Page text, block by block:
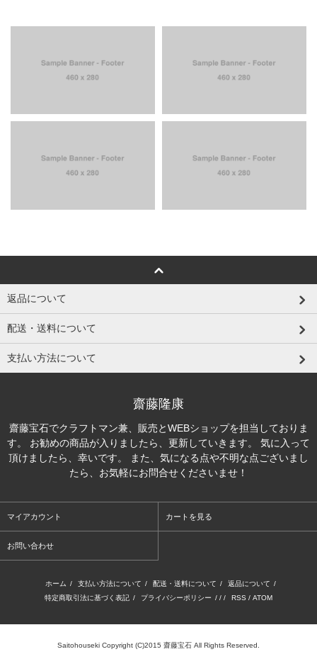
返品について
配送・送料について
支払い方法について
齋藤隆康
齋藤宝石でクラフトマン兼、販売とWEBショップを担当しておりま
す。 お勧めの商品が入りましたら、更新していきます。 気に入って
頂けましたら、幸いです。 また、気になる点や不明な点ございまし
たら、お気軽にお問合せくださいませ！
マイアカウント カートを見る
お問い合わせ
ホーム / 支払い方法について / 配送・送料について / 返品について /
特定商取引法に基づく表記 / プライバシーポリシー / / / RSS / ATOM
Saitohouseki Copyright (C)2015 齋藤宝石 All Rights Reserved.